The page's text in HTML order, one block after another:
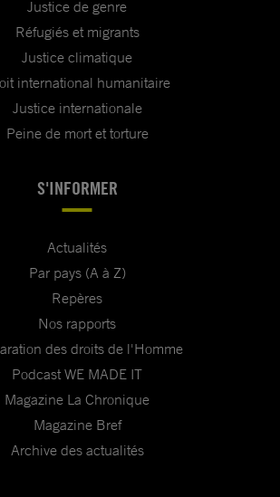
Justice de genre
Réfugiés et migrants
Justice climatique
international humanitaire
Justice internationale
Peine de mort et torture
S'INFORMER
Actualités
Par pays (A à Z)
Repères
Nos rapports
des droits de l'Homme
Podcast WE MADE IT
Magazine La Chronique
Magazine Bref
Archive des actualités